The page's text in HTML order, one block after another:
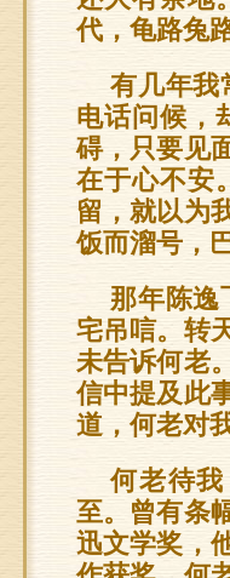
代，龟路兔
有几年我
电话问候，
碍，只要见
在于心不安
留，就以为
饭而溜号，
那年陈逸
宅吊唁。转
未告诉何老
信中提及此
道，何老对
何老待
至。曾有条
迅文学奖，